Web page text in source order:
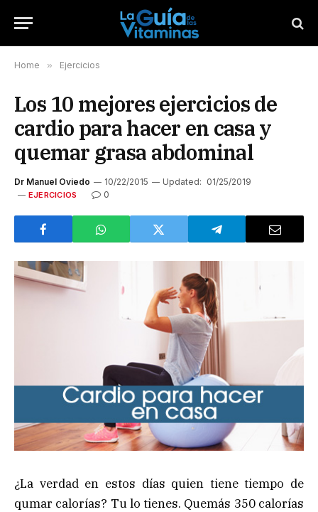
Home » Ejercicios
Los 10 mejores ejercicios de
cardio para hacer en casa y
quemar grasa abdominal
Dr Manuel Oviedo 10/22/2015 Updated: 01/25/2019
EJERCICIOS 0
¿La verdad en estos días quien tiene tiempo de
qumar calorías? Tu lo tienes. Quemás 350 calorías